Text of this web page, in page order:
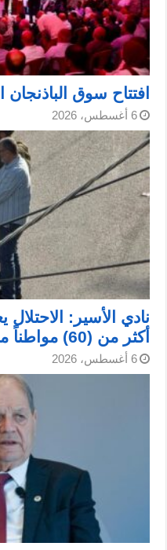
افتتاح سوق الباذنجان
6 أغسطس، 2026
نادي الأسير:
أكثر من (60) مواطناً من مخيم قلنديا
6 أغسطس، 2026